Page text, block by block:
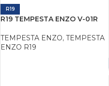
R19
R19 TEMPESTA ENZO V-01R
TEMPESTA ENZO, TEMPESTA
ENZO R19